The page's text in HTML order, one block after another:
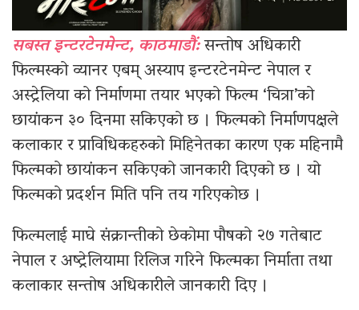
सबस्त इन्टरटेनमेन्ट, काठमाडौं:सन्तोष अधिकारी
फिल्मस्को व्यानर एबम् अस्याप इन्टरटेनमेन्ट नेपाल र
अस्ट्रेलिया को निर्माणमा तयार भएको फिल्म ‘चित्रा’को
छायांकन ३० दिनमा सकिएको छ । फिल्मको निर्माणपक्षले
कलाकार र प्राविधिकहरुको मिहिनेतका कारण एक महिनामै
फिल्मको छायांकन सकिएको जानकारी दिएको छ । यो
फिल्मको प्रदर्शन मिति पनि तय गरिएकोछ ।
फिल्मलाई माघे संक्रान्तीको छेकोमा पौषको २७ गतेबाट
नेपाल र अष्ट्रेलियामा रिलिज गरिने फिल्मका निर्माता तथा
कलाकार सन्तोष अधिकारीले जानकारी दिए ।